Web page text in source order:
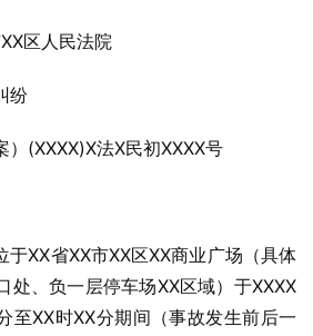
区人民法院
纷
(XXXX)X法X民初XXXX号
于XX省XX市XX区XX商业广场（具体
处、负一层停车场XX区域）于XXXX
至XX时XX分期间（事故发生前后一